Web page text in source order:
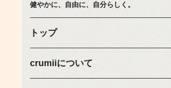
健やかに、自由に、自分らしく。
トップ
crumiiについて